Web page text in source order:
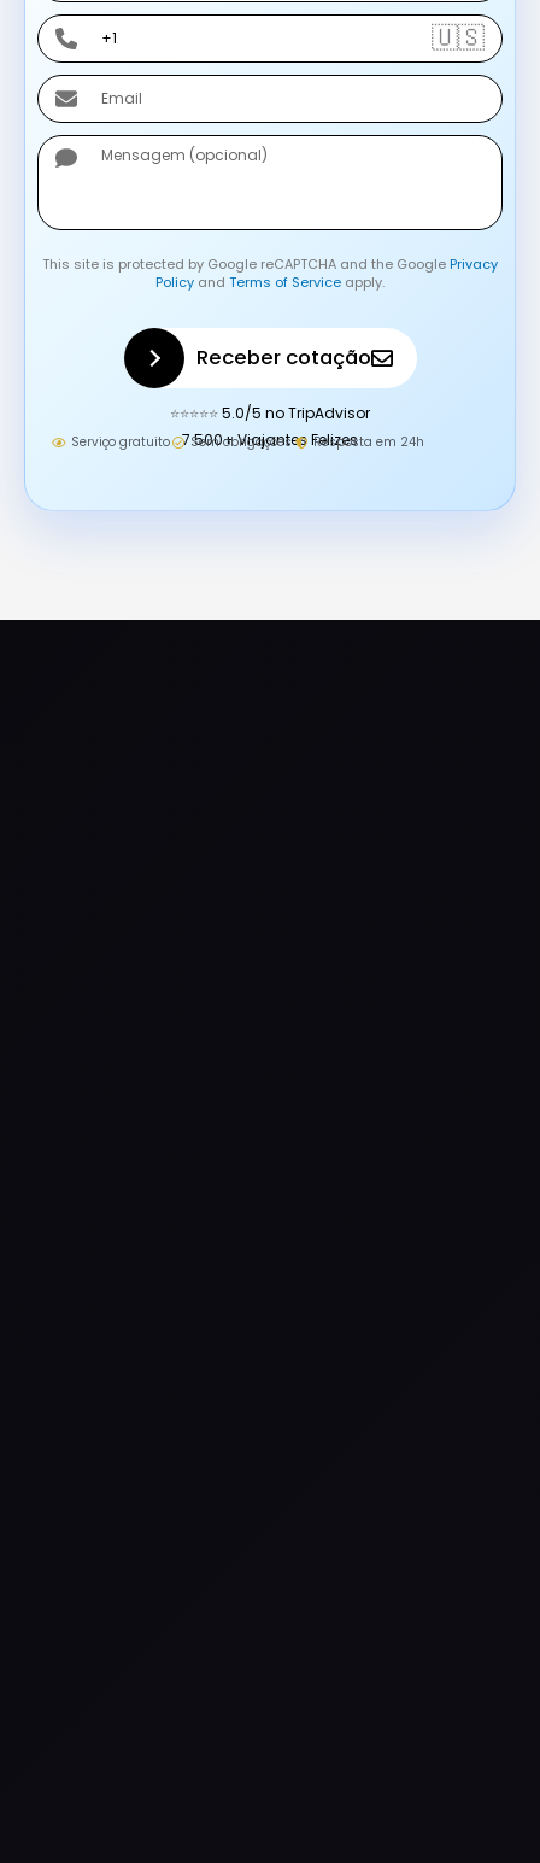
M
E
W
H
A
T
A
P
🇺🇸
E
M
A
M
S
This site is protected by Google reCAPTCHA and the Google Privacy
Policy and Terms of Service apply.
Receber cotação
⭐⭐⭐⭐⭐5.0/5 no TripAdvisor
7.500+ Viajantes Felizes
Serviço gratuito Sem obrigações Resposta em 24h